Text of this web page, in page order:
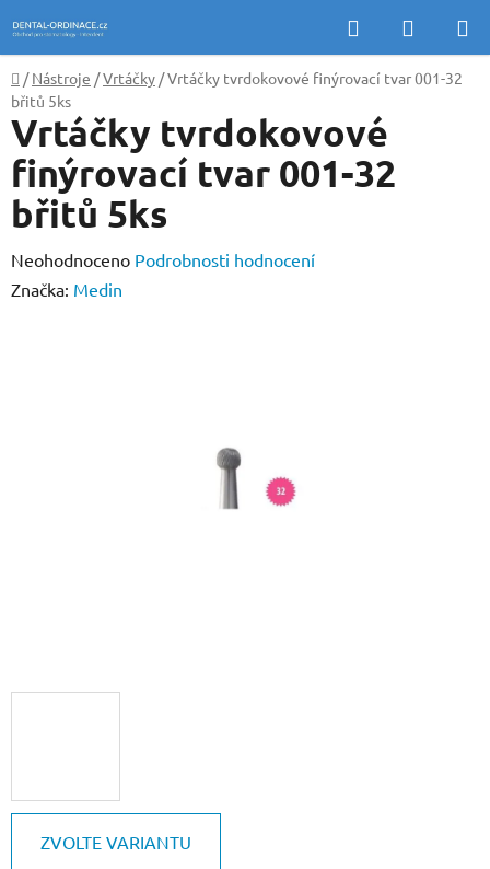
na
obsah
Hledat
KOŠÍK
Domů
/ Nástroje /Vrtáčky /Vrtáčky tvrdokovové finýrovací tvar 001-32
břitů 5ks
ZVOLTE VARIANTU
Vrtáčky tvrdokovové
finýrovací tvar 001-32
břitů 5ks
Průměrné
hodnocení
Neohodnoceno Podrobnosti hodnocení
Značka: Medin